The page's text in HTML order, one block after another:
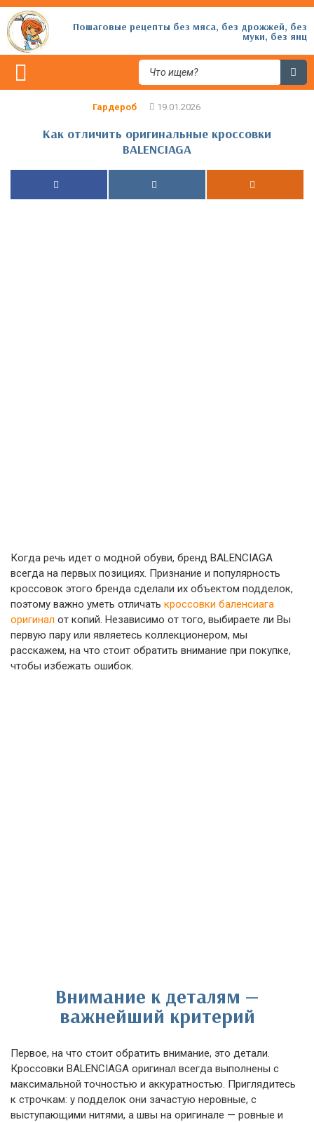
Пошаговые рецепты без мяса, без дрожжей, без
муки, без яиц
Гардероб
Как отличить оригинальные кроссовки
BALENCIAGA
Когда речь идет о модной обуви, бренд BALENCIAGA
всегда на первых позициях. Признание и популярность
кроссовок этого бренда сделали их объектом подделок,
поэтому важно уметь отличать кроссовки баленсиага
оригинал от копий. Независимо от того, выбираете ли Вы
первую пару или являетесь коллекционером, мы
расскажем, на что стоит обратить внимание при покупке,
чтобы избежать ошибок.
Внимание к деталям —
важнейший критерий
Первое, на что стоит обратить внимание, это детали.
Кроссовки BALENCIAGA оригинал всегда выполнены с
максимальной точностью и аккуратностью. Приглядитесь
к строчкам: у подделок они зачастую неровные, с
выступающими нитями, а швы на оригинале — ровные и